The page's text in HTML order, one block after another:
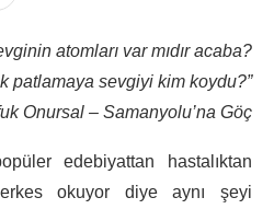
atomları var mıdır acaba?
patlamaya sevgiyi kim koydu?”
Onursal – Samanyolu’na Göç
edebiyattan hastalıktan
okuyor diye aynı şeyi